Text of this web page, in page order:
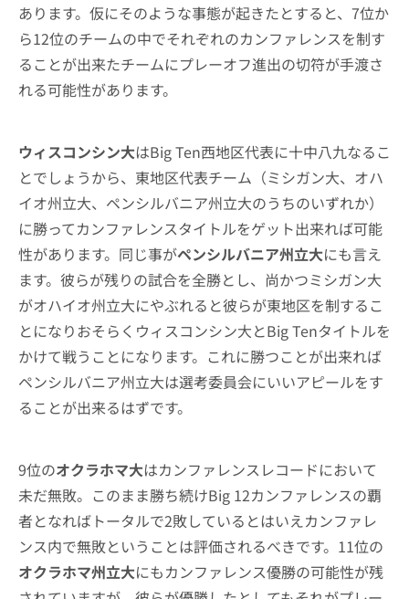
あります。仮にそのような事態が起きたとすると、7位か
ら12位のチームの中でそれぞれのカンファレンスを制す
ることが出来たチームにプレーオフ進出の切符が手渡さ
れる可能性があります。
ウィスコンシン大はBig Ten西地区代表に十中八九なるこ
とでしょうから、東地区代表チーム（ミシガン大、オハ
イオ州立大、ペンシルバニア州立大のうちのいずれか）
に勝ってカンファレンスタイトルをゲット出来れば可能
性があります。同じ事がペンシルバニア州立大にも言え
ます。彼らが残りの試合を全勝とし、尚かつミシガン大
がオハイオ州立大にやぶれると彼らが東地区を制するこ
とになりおそらくウィスコンシン大とBig Tenタイトルを
かけて戦うことになります。これに勝つことが出来れば
ペンシルバニア州立大は選考委員会にいいアピールをす
ることが出来るはずです。
9位のオクラホマ大はカンファレンスレコードにおいて
未だ無敗。このまま勝ち続けBig 12カンファレンスの覇
者となればトータルで2敗しているとはいえカンファレ
ンス内で無敗ということは評価されるべきです。11位の
オクラホマ州立大にもカンファレンス優勝の可能性が残